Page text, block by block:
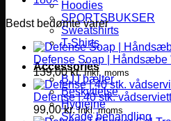
Hoodies
SPORTSBUKSER
Sweatshirts
T-Shirts
Accessories
BJJ bælter
Beskyttelse
Hygiejne
Skade behandling
Bedst bedømte varer
Defense Soap |
139,00kr. Inkl. moms
Defense | 40 stk.
99,00kr. Inkl. moms